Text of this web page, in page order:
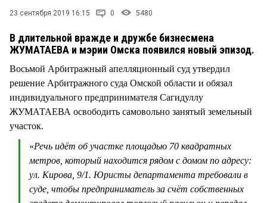
23 сентября 2019 16:15 0 5480
В длительной вражде и дружбе бизнесмена
ЖУМАТАЕВА и мэрии Омска появился новый эпизод.
Восьмой Арбитражный апелляционный суд утвердил
решение Арбитражного суда Омской области и обязал
индивидуального предпринимателя Сагидуллу
ЖУМАТАЕВА освободить самовольно занятый земельный
участок.
«Речь идёт об участке площадью 70 квадратных
метров, который находится рядом с домом по адресу:
ул. Кирова, 9/1. Юристы департамента требовали в
суде, чтобы предприниматель за счёт собственных